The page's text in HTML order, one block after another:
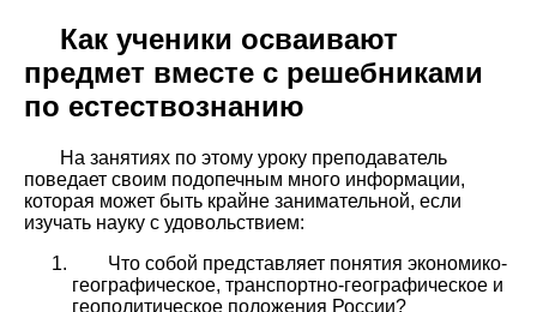
Как ученики осваивают
предмет вместе с решебниками
по естествознанию
На занятиях по этому уроку преподаватель
поведает своим подопечным много информации,
которая может быть крайне занимательной, если
изучать науку с удовольствием:
Что собой представляет понятия экономико-
географическое, транспортно-географическое и
геополитическое положения России?